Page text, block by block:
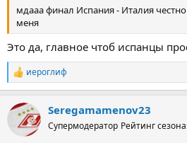
мдааа финал Испания - Италия
меня
Это да, главное чтоб испанцы
Р
е
к
ц
и
иероглиф
Seregamamenov23
Супермодератор Рейтинг